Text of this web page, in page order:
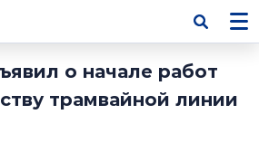
о начале работ
трамвайной линии